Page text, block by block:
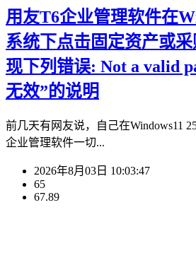
用友T6企业管理软件在
系统下点击固定资产或
现下列错误: Not a valid
无效”的说明
前几天有网友说，自己在Windows11
企业管理软件一切...
2026年8月03日 10:03:47
65
67.89